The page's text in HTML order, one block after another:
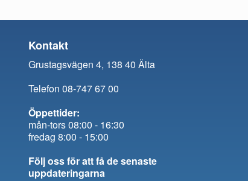
Kontakt
Grustagsvägen 4, 138 40 Älta
Telefon 08-747 67 00
Öppettider:
mån-tors 08:00 - 16:30
fredag 8:00 - 15:00
Följ oss för att få de senaste
uppdateringarna